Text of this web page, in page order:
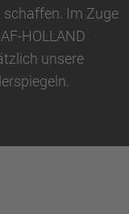
Im Zuge
HOLLAND
unsere